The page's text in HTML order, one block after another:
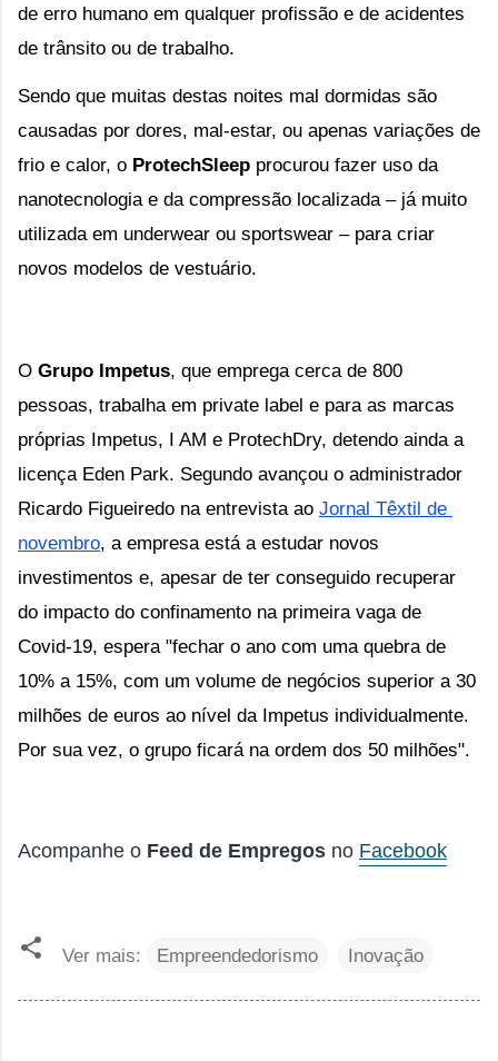
de erro humano em qualquer profissão e de acidentes
de trânsito ou de trabalho.
Sendo que muitas destas noites mal dormidas são
causadas por dores, mal-estar, ou apenas variações de
frio e calor, o ProtechSleep procurou fazer uso da
nanotecnologia e da compressão localizada – já muito
utilizada em underwear ou sportswear – para criar
novos modelos de vestuário.
O Grupo Impetus, que emprega cerca de 800
pessoas, trabalha em private label e para as marcas
próprias Impetus, I AM e ProtechDry, detendo ainda a
licença Eden Park. Segundo avançou o administrador
Ricardo Figueiredo na entrevista ao Jornal Têxtil de
novembro, a empresa está a estudar novos
investimentos e, apesar de ter conseguido recuperar
do impacto do confinamento na primeira vaga de
Covid-19, espera "fechar o ano com uma quebra de
10% a 15%, com um volume de negócios superior a 30
milhões de euros ao nível da Impetus individualmente.
Por sua vez, o grupo ficará na ordem dos 50 milhões".
Acompanhe o Feed de Empregos no Facebook
Ver mais: Empreendedorismo Inovação